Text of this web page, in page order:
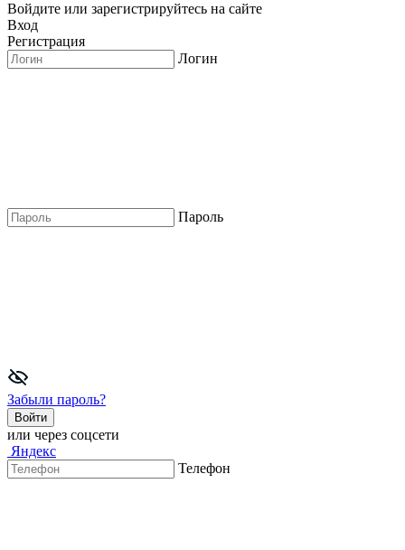
Войдите или зарегистрируйтесь на сайте
Вход
Регистрация
Логин
Пароль
Забыли пароль?
Войти
или через соцсети
Яндекс
Телефон